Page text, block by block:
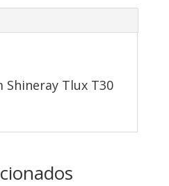
Shineray Tlux T30